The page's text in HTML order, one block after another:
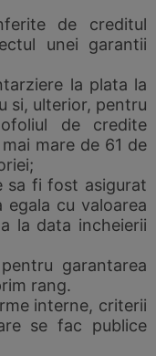
de creditul
unei garantii
la plata la
si, ulterior, pentru
de credite
mare de 61 de
sa fi fost asigurat
cu valoarea
la data incheierii
garantarea
rang.
interne, criterii
se fac publice